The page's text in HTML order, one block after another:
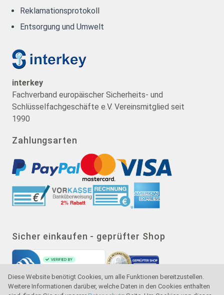
Diese Website benötigt Cookies, um alle Funktionen bereitzustellen.
Weitere Informationen darüber, welche Daten in den Cookies enthalten
Reklamationsprotokoll
Entsorgung und Umwelt
interkey
Fachverband europäischer Sicherheits- und
Schlüsselfachgeschäfte e.V. Vereinsmitglied seit
1990
Zahlungsarten
Sicher einkaufen - geprüfter Shop